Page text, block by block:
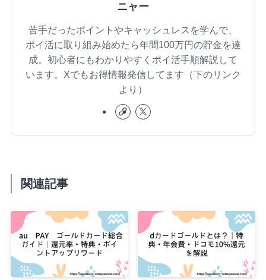
ニャー
苦手だったポイントやキャッシュレスを学んで、
ポイ活に取り組み始めたら年間100万円の貯金を達
成。初心者にもわかりやすくポイ活手順解説して
います。Xでもお得情報発信してます（下のリンク
より）
関連記事